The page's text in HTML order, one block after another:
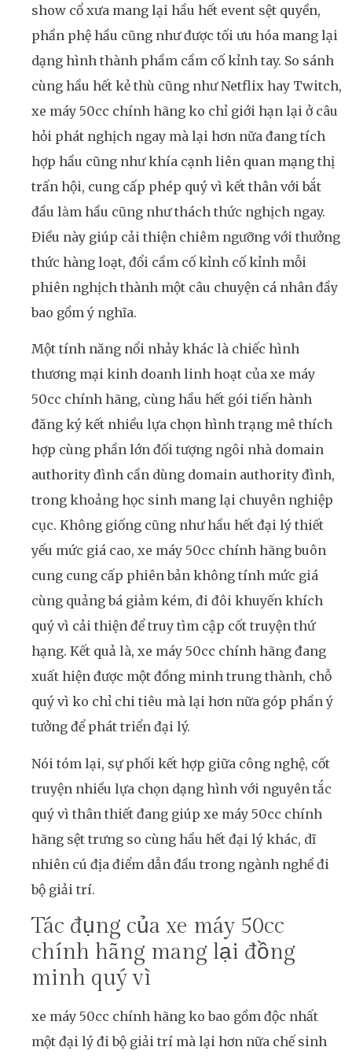
show cổ xưa mang lại hầu hết event sệt quyền,
phần phệ hầu cũng như được tối ưu hóa mang lại
dạng hình thành phầm cầm cố kỉnh tay. So sánh
cùng hầu hết kẻ thù cũng như Netflix hay Twitch,
xe máy 50cc chính hãng ko chỉ giới hạn lại ở câu
hỏi phát nghịch ngay mà lại hơn nữa đang tích
hợp hầu cũng như khía cạnh liên quan mạng thị
trấn hội, cung cấp phép quý vì kết thân với bắt
đầu làm hầu cũng như thách thức nghịch ngay.
Điều này giúp cải thiện chiêm ngưỡng với thưởng
thức hàng loạt, đổi cầm cố kỉnh cố kỉnh mỗi
phiên nghịch thành một câu chuyện cá nhân đầy
bao gồm ý nghĩa.
Một tính năng nổi nhảy khác là chiếc hình
thương mại kinh doanh linh hoạt của xe máy
50cc chính hãng, cùng hầu hết gói tiến hành
đăng ký kết nhiều lựa chọn hình trạng mê thích
hợp cùng phần lớn đối tượng ngôi nhà domain
authority đình cần dùng domain authority đình,
trong khoảng học sinh mang lại chuyên nghiệp
cục. Không giống cũng như hầu hết đại lý thiết
yếu mức giá cao, xe máy 50cc chính hãng buôn
cung cung cấp phiên bản không tính mức giá
cùng quảng bá giảm kém, đi đôi khuyến khích
quý vì cải thiện để truy tìm cập cốt truyện thứ
hạng. Kết quả là, xe máy 50cc chính hãng đang
xuất hiện được một đồng minh trung thành, chỗ
quý vì ko chỉ chi tiêu mà lại hơn nữa góp phần ý
tưởng để phát triển đại lý.
Nói tóm lại, sự phối kết hợp giữa công nghệ, cốt
truyện nhiều lựa chọn dạng hình với nguyên tắc
quý vì thân thiết đang giúp xe máy 50cc chính
hãng sệt trưng so cùng hầu hết đại lý khác, dĩ
nhiên cú địa điểm dẫn đầu trong ngành nghề đi
bộ giải trí.
Tác đụng của xe máy 50cc
chính hãng mang lại đồng
minh quý vì
xe máy 50cc chính hãng ko bao gồm độc nhất
một đại lý đi bộ giải trí mà lại hơn nữa chế sinh